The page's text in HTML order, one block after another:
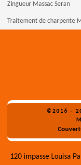
Zingueur Massac Seran
Traitement de charpente
©2016 -
120 impasse Louisa